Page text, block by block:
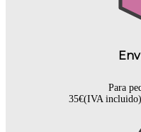
Para
35€(IVA